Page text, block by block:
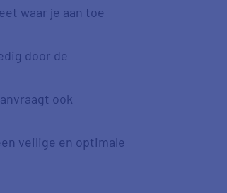
waar je aan toe
door de
ook
veilige en optimale